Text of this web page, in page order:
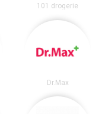
101 drogerie
Dr.Max